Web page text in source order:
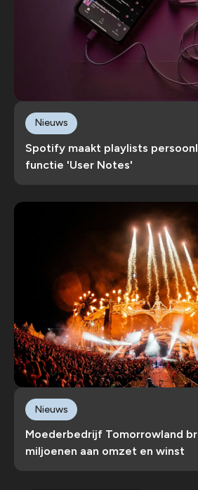
Spotify maakt playlists
functie 'User Notes'
Nieuws
Moederbedrijf Tomorrowland
miljoenen aan omzet en winst
Nieuws